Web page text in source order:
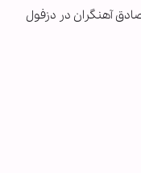
آهنگران در دزفول